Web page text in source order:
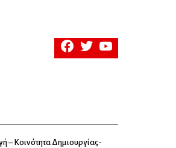
facebooktwitteryoutube
– Κοινότητα Δημιουργίας-